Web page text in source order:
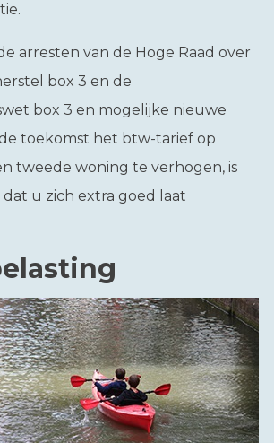
arresten van de Hoge Raad over
box 3 en de
box 3 en mogelijke nieuwe
toekomst het btw-tarief op
tweede woning te verhogen, is
u zich extra goed laat